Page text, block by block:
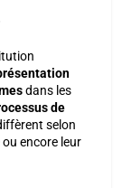
dans les
de
selon
encore leur